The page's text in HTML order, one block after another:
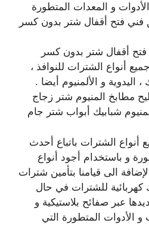
و المعدات المتطورة
فني فتح أقفال شتر بدون كسر
أقفال شتر بدون كسر
أنواع الشترات للنوافذ ،
، اليدوية و الألمنيوم أيضا .
مطابخ المنيوم شتر زجاج
شبابيك أبواب شتر جام
أنواع الشترات باتباع أحدث
و باستخدام أجود أنواع
الى قيامنا بتأمين شترات
كهربائية للشترات في حال
عبر صفائح بلاستيكية و
الأدوات المتطورة التي